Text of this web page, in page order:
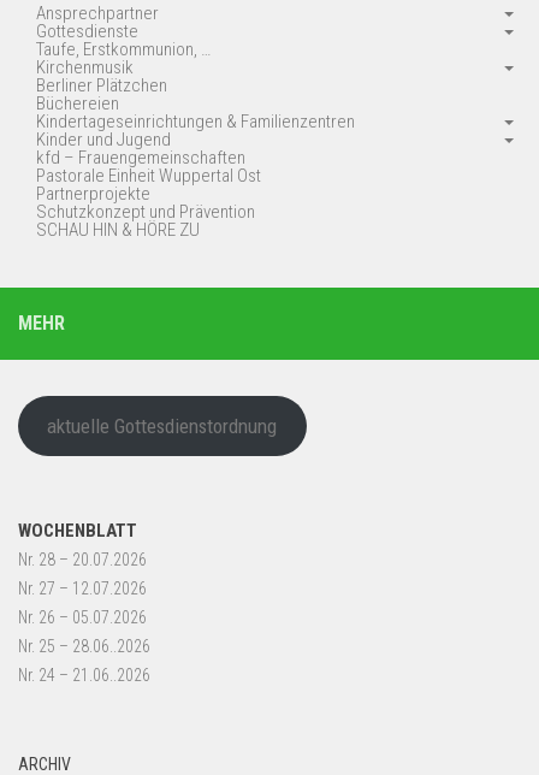
Ansprechpartner
Gottesdienste
Taufe, Erstkommunion, …
Kirchenmusik
Berliner Plätzchen
Büchereien
Kindertageseinrichtungen & Familienzentren
Kinder und Jugend
kfd – Frauengemeinschaften
Pastorale Einheit Wuppertal Ost
Partnerprojekte
Schutzkonzept und Prävention
SCHAU HIN & HÖRE ZU
MEHR
aktuelle Gottesdienstordnung
WOCHENBLATT
Nr. 28 – 20.07.2026
Nr. 27 – 12.07.2026
Nr. 26 – 05.07.2026
Nr. 25 – 28.06..2026
Nr. 24 – 21.06..2026
ARCHIV